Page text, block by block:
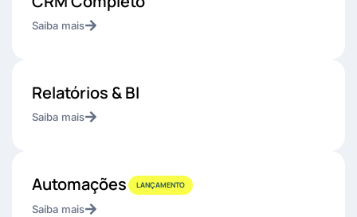
Saiba mais
Relatórios & BI
Saiba mais
Automações LANÇAMENTO
Saiba mais